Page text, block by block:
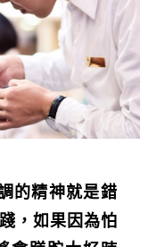
的精神就是錯
，如果因為怕